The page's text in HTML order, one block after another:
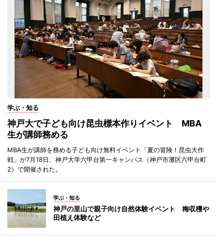
学ぶ・知る
神戸大で子ども向け昆虫標本作りイベント MBA
生が講師務める
MBA生が講師を務める子ども向け無料イベント「夏の冒険！昆虫大作
戦」が7月18日、神戸大学六甲台第一キャンパス（神戸市灘区六甲台町
2）で開催された。
学ぶ・知る
神戸の里山で親子向け自然体験イベント 梅収穫や
田植え体験など